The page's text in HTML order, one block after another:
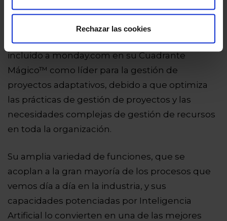
Rechazar las cookies
Conclusión
Durante tres años consecutivos, Gartner® ha
incluido a monday.com en su Cuadrante
Mágico™ como líder para la gestión de
proyectos adaptativos, debido a que optimiza
las prácticas de gestión de proyectos y las
necesidades complejas de gestión de recursos
en toda la organización.
Su amplia variedad de funciones, que se
acoplan a la gran mayoría de los procesos que
vemos día a día en la industria, y sus
capacidades potenciadas por Inteligencia
Artificial lo convierten en una de las mejores